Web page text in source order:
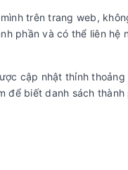
trên trang web,
phần và có thể liên hệ
cập nhật thỉnh thoảng
để biết danh sách thành